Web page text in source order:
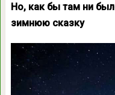
Но, как бы там ни
зимнюю сказку